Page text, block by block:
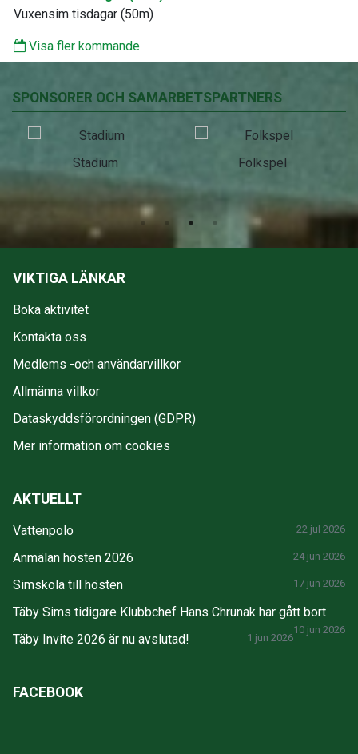
Vuxensim tisdagar (50m)
Visa fler kommande
SPONSORER OCH SAMARBETSPARTNERS
Stadium Folkspel
VIKTIGA LÄNKAR
Boka aktivitet
Kontakta oss
Medlems -och användarvillkor
Allmänna villkor
Dataskyddsförordningen (GDPR)
Mer information om cookies
AKTUELLT
Vattenpolo 22 jul 2026
Anmälan hösten 2026 24 jun 2026
Simskola till hösten 17 jun 2026
Täby Sims tidigare Klubbchef Hans Chrunak har gått bort
10 jun 2026
Täby Invite 2026 är nu avslutad! 1 jun 2026
FACEBOOK